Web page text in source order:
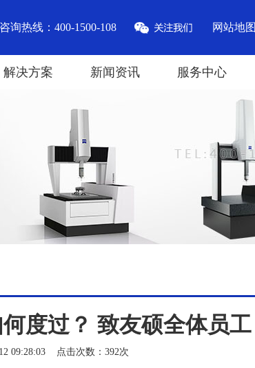
网站地图
咨询热线：400-1500-108
解决方案 新闻资讯 服务中心
度过？ 致友硕全体员工
09:28:03 点击次数： 392次